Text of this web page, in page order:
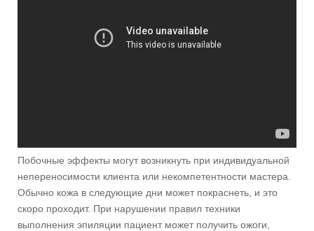
Побочные эффекты могут возникнуть при индивидуальной
непереносимости клиента или некомпетентности мастера.
Обычно кожа в следующие дни может покраснеть, и это
скоро проходит. При нарушении правил техники
выполнения эпиляции пациент может получить ожоги,